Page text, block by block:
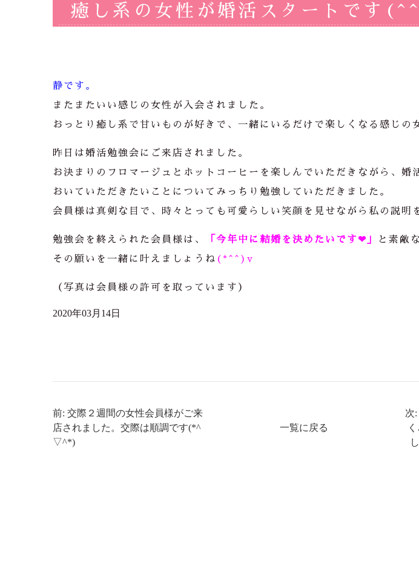
癒し系の女性が婚活スタートです
静です。
またまたいい感じの女性が入会されました。
おっとり癒し系で甘いものが好きで、一緒にいるだけで楽しくなる感じの
昨日は婚活勉強会にご来店されました。
お決まりのフロマージュとホットコーヒーを楽しんでいただきながら、婚
おいていただきたいことについてみっちり勉強していただきました。
会員様は真剣な目で、時々とっても可愛らしい笑顔を見せながら私の説明
勉強会を終えられた会員様は、 「今年中に結婚を決めたいです❤」
と素敵
その願いを一緒に叶えましょうね (*^^)v
（写真は会員様の許可を取っています）
2020年03月14日
前: 交際２週間の女性会員様がご来
店されました。交際は順調です(*^
▽^*)
一覧に戻る
次